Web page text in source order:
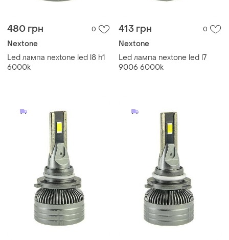
480 грн 0
Nextone
Led лампа nextone led l8 h1
6000k
413 грн 0
Nextone
Led лампа nextone led l7
9006 6000k